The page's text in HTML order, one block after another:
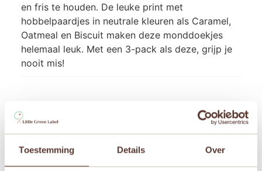
Toestemming Details Over
en fris te houden. De leuke print met
hobbelpaardjes in neutrale kleuren als Caramel,
Oatmeal en Biscuit maken deze monddoekjes
helemaal leuk. Met een 3-pack als deze, grijp je
nooit mis!
Aanvullende informatie
31 × 31 cm